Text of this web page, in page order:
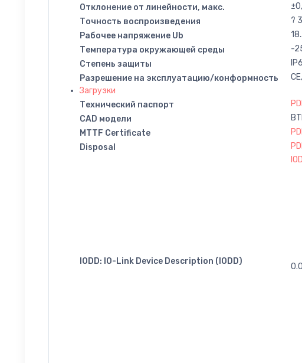
Отклонение от линейности, макс.
Точность воспроизведения
?
Рабочее напряжение Ub
Температура окружающей среды
-
Степень защиты
Разрешение на эксплуатацию/конформность
Загрузки
Технический паспорт
CAD модели
MTTF Certificate
Disposal
IODD: IO-Link Device Description (IODD)